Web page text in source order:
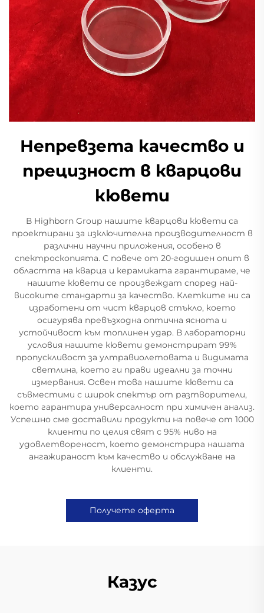
Непревзета качество и
прецизност в кварцови
кювети
В Highborn Group нашите кварцови кювети са
проектирани за изключителна производителност в
различни научни приложения, особено в
спектроскопията. С повече от 20-годишен опит в
областта на кварца и керамиката гарантираме, че
нашите кювети се произвеждат според най-
високите стандарти за качество. Клетките ни са
изработени от чист кварцов стъкло, което
осигурява превъзходна оптична яснота и
устойчивост към топлинен удар. В лабораторни
условия нашите кювети демонстрират 99%
пропускливост за ултравиолетовата и видимата
светлина, което ги прави идеални за точни
измервания. Освен това нашите кювети са
съвместими с широк спектър от разтворители,
което гарантира универсалност при химичен анализ.
Успешно сме доставили продукти на повече от 1000
клиенти по целия свят с 95% ниво на
удовлетвореност, което демонстрира нашата
ангажираност към качество и обслужване на
клиенти.
Получете оферта
Казус